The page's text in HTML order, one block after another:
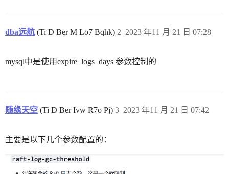
dba远航 (Ti D Ber M Lo7 Bqhk) 2023 年11 月 21 日 07:28
2
mysql中是使用expire_logs_days 参数控制的
随缘天空 (Ti D Ber Ivw R7o Pj) 2023 年11 月 21 日 07:42
3
主要是以下几个参数配置的：